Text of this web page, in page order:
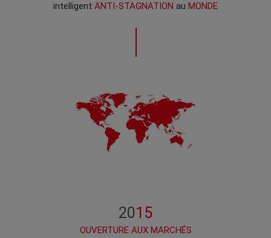
intelligent ANTI-STAGNATION au MONDE
2015
OUVERTURE AUX MARCHÉS